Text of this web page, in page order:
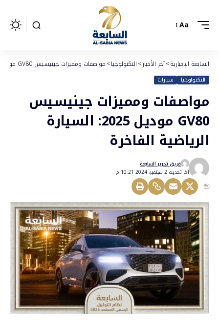
Aa
السابعة الإخبارية>آخر الأخبار>التكنولوجيا>مواصفات ومميزات جينيسيس GV80 موديل 2025: السيارة الرياضية الفاخرة
التكنولوجيا سيارات
مواصفات ومميزات جينيسيس
GV80 موديل 2025: السيارة
الرياضية الفاخرة
أخر تحديث 2 سبتمبر، 2024 10:21 م
فريق تحرير السابعة